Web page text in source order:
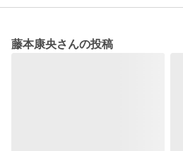
藤本康央さんの投稿